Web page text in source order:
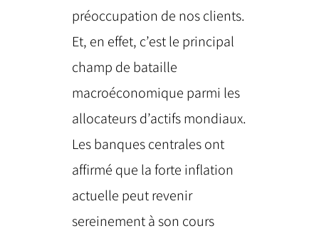
préoccupation de nos clients.
Et, en effet, c’est le principal
champ de bataille
macroéconomique parmi les
allocateurs d’actifs mondiaux.
Les banques centrales ont
affirmé que la forte inflation
actuelle peut revenir
sereinement à son cours